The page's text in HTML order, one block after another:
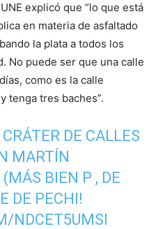
explicó que “lo que está
en materia de asfaltado
la plata a todos los
No puede ser que una calle
como es la calle
tenga tres baches”.
CRÁTER DE CALLES
MARTÍN
BIEN P , DE
DE PECHI!
NDCET5UMSI